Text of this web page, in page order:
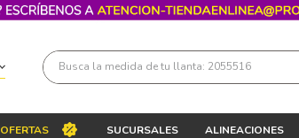
Busca la medida de tu llanta: 2055516
OFERTAS SUCURSALES ALINEACIONES
Términos más buscados